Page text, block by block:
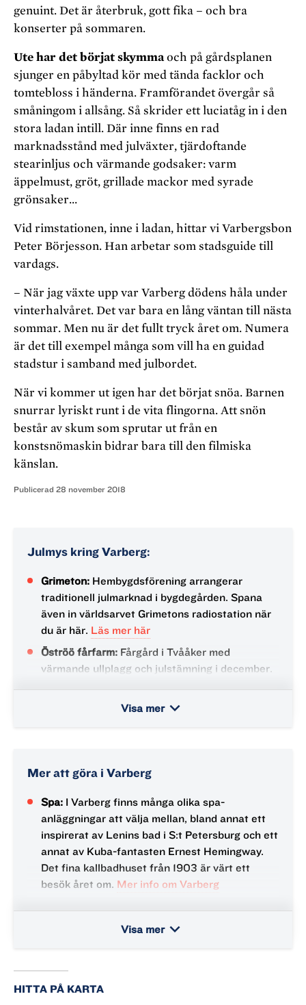
genuint. Det är återbruk, gott fika – och bra
konserter på sommaren.
Ute har det börjat skymmaoch på gårdsplanen
sjunger en påbyltad kör med tända facklor och
tomtebloss i händerna. Framförandet övergår så
småningom i allsång. Så skrider ett luciatåg in i den
stora ladan intill. Där inne finns en rad
marknadsstånd med julväxter, tjärdoftande
stearinljus och värmande godsaker: varm
äppelmust, gröt, grillade mackor med syrade
grönsaker…
Vid rimstationen, inne i ladan, hittar vi Varbergsbon
Peter Börjesson. Han arbetar som stadsguide till
vardags.
– När jag växte upp var Varberg dödens håla under
vinterhalvåret. Det var bara en lång väntan till nästa
sommar. Men nu är det fullt tryck året om. Numera
är det till exempel många som vill ha en guidad
stadstur i samband med julbordet.
När vi kommer ut igen har det börjat snöa. Barnen
snurrar lyriskt runt i de vita flingorna. Att snön
består av skum som sprutar ut från en
konstsnömaskin bidrar bara till den filmiska
känslan.
Publicerad 28 november 2018
Julmys kring Varberg:
Grimeton: Hembygdsförening arrangerar
traditionell julmarknad i bygdegården. Spana
även in världsarvet Grimetons radiostation när
du är här. Läs mer här
Öströö fårfarm: Fårgård i Tvååker med
värmande ullplagg och julstämning i december.
julmusik, pyssel, julmat med mera.
bjuds på skogsbingo, julmarknad, luciatåg och
Visa merkeyboard_arrow_down
Mer att göra i Varberg
Spa: I Varberg finns många olika spa-
anläggningar att välja mellan, bland annat ett
inspirerat av Lenins bad i S:t Petersburg och ett
annat av Kuba-fantasten Ernest Hemingway.
Det fina kallbadhuset från 1903 är värt ett
besök året om. Mer info om Varberg
anor och binder samman dansk och svensk
mest spektakulära medeltidsfynd.
om museet
Visa merkeyboard_arrow_down
HITTA PÅ KARTA